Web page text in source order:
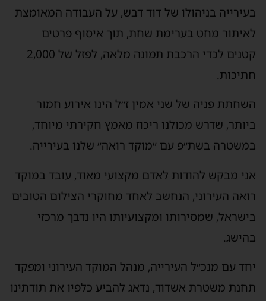
בעירייה בניהולו של דוד דבש, על העבודה המאומצת
לאיתור מחט בערימת שחת, תוך איסוף פרטים
קטנים לכדי הרכבת תמונה מלאה, לפזל של 2,000
חתיכות.
השחתת פניה של שני אמין ז״ל הינו אירוע חמור
ביותר, שדרש מכולנו ריכוז מאמץ חקירתי מיוחד,
במשטרה בשת״פ עם ״מוקד רואה״ שלנו בעירייה.
אני מבקש להודות לאדם מקצועי מאוד, עובד במוקד
רואה העירוני, הנחשב לאחד מחוקרי הצילום הטובים
בישראל, שמסירותו ומקצועיותו היו נדבך מרכזי
בהישג.
יחד עם מנכ״ל העירייה, מנהל המוקד העירוני ומפקד
תחנת משטרת אשדוד, נדאג להביע כלפיו את תודתינו